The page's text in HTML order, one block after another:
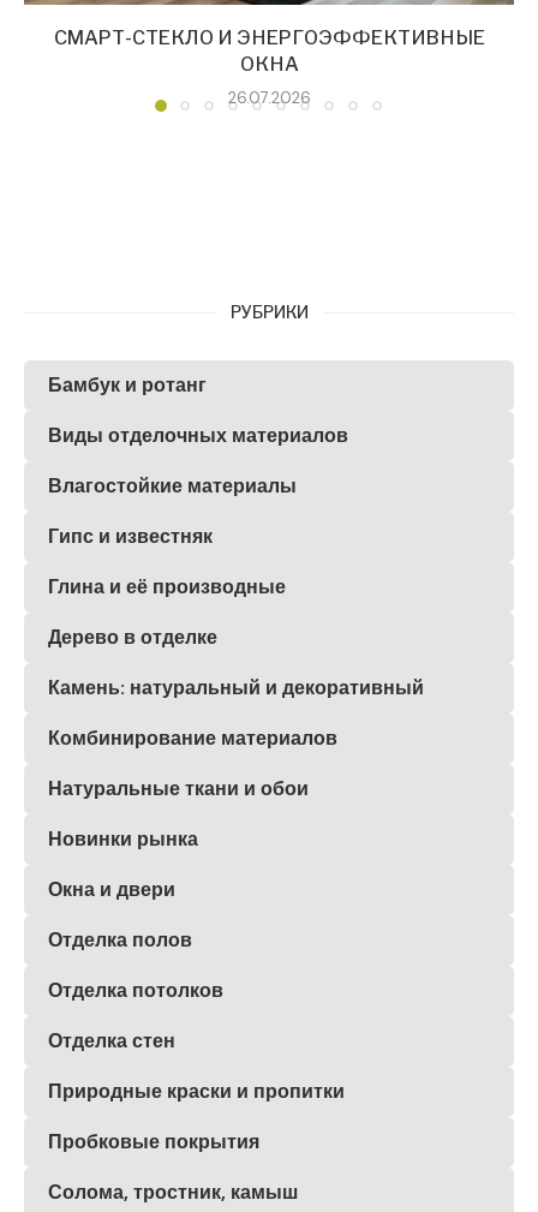
СМАРТ-СТЕКЛО И ЭНЕРГОЭФФЕКТИВНЫЕ
ОКНА
26.07.2026
РУБРИКИ
Бамбук и ротанг
Виды отделочных материалов
Влагостойкие материалы
Гипс и известняк
Глина и её производные
Дерево в отделке
Камень: натуральный и декоративный
Комбинирование материалов
Натуральные ткани и обои
Новинки рынка
Окна и двери
Отделка полов
Отделка потолков
Отделка стен
Природные краски и пропитки
Пробковые покрытия
Солома, тростник, камыш